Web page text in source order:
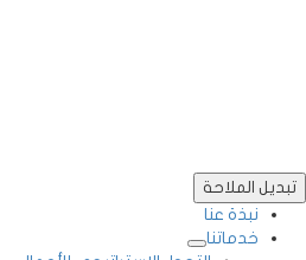
تبديل الملاحة
نبذة عنا
خدماتنا